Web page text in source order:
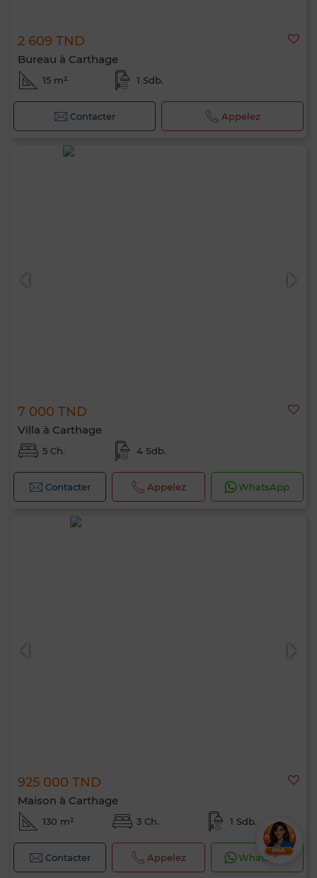
2 609 TND
Bureau à Carthage
15 m² 1 Sdb.
Contacter Appelez
7 000 TND
Villa à Carthage
5 Ch. 4 Sdb.
Contacter Appelez WhatsApp
925 000 TND
Maison à Carthage
130 m² 3 Ch. 1 Sdb.
Contacter Appelez WhatsApp